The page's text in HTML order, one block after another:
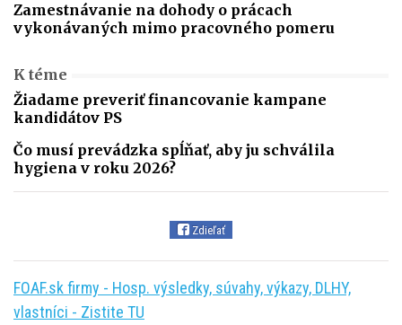
Zamestnávanie na dohody o prácach
vykonávaných mimo pracovného pomeru
K téme
Žiadame preveriť financovanie kampane
kandidátov PS
Čo musí prevádzka spĺňať, aby ju schválila
hygiena v roku 2026?
Zdieľať
FOAF.sk firmy - Hosp. výsledky, súvahy, výkazy, DLHY,
vlastníci - Zistite TU